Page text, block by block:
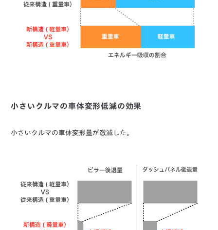
小さいクルマの車体変形低減の効果
小さいクルマの車体変形量が激減した。